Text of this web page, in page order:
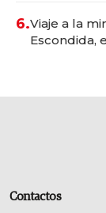
6.Viaje a la
Escondida,
Contactos